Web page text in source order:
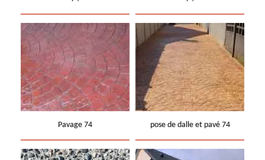
Pavage 74 pose de dalle et pavé 74